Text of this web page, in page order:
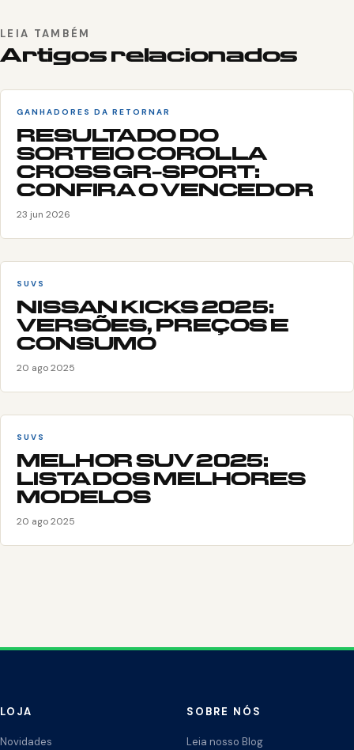
LEIA TAMBÉM
Artigos relacionados
GANHADORES DA RETORNAR
RESULTADO DO
SORTEIO COROLLA
CROSS GR-SPORT:
CONFIRA O VENCEDOR
23 jun 2026
SUVS
NISSAN KICKS 2025:
VERSÕES, PREÇOS E
CONSUMO
20 ago 2025
SUVS
MELHOR SUV 2025:
LISTA DOS MELHORES
MODELOS
20 ago 2025
LOJA
Novidades
SOBRE NÓS
Leia nosso Blog